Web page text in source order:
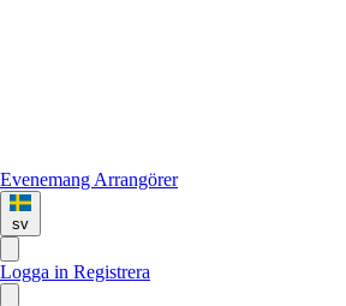
Evenemang Arrangörer
sv
Logga in Registrera